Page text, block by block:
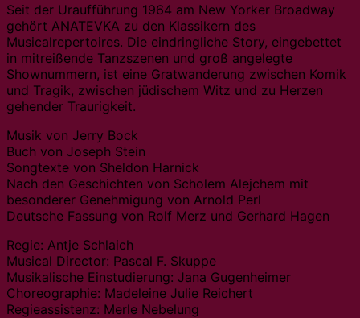
Seit der Uraufführung 1964 am New Yorker Broadway
gehört ANATEVKA zu den Klassikern des
Musicalrepertoires. Die eindringliche Story, eingebettet
in mitreißende Tanzszenen und groß angelegte
Shownummern, ist eine Gratwanderung zwischen Komik
und Tragik, zwischen jüdischem Witz und zu Herzen
gehender Traurigkeit.
Musik von Jerry Bock
Buch von Joseph Stein
Songtexte von Sheldon Harnick
Nach den Geschichten von Scholem Alejchem mit
besonderer Genehmigung von Arnold Perl
Deutsche Fassung von Rolf Merz und Gerhard Hagen
Regie: Antje Schlaich
Musical Director: Pascal F. Skuppe
Musikalische Einstudierung: Jana Gugenheimer
Choreographie: Madeleine Julie Reichert
Regieassistenz: Merle Nebelung